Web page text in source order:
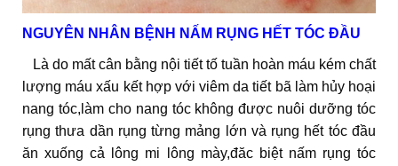
NGUYÊN NHÂN BỆNH NẤM RỤNG HẾT TÓC ĐẦU
Là do mất cân bằng nội tiết tố tuần hoàn máu kém chất
lượng máu xấu kết hợp với viêm da tiết bã làm hủy hoại
nang tóc,làm cho nang tóc không được nuôi dưỡng tóc
rụng thưa dần rụng từng mảng lớn và rụng hết tóc đầu
ăn xuống cả lông mi lông mày,đăc biệt nấm rụng tóc